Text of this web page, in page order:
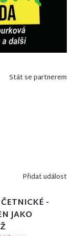
Stát se partnerem
Přidat událost
-
JAKO